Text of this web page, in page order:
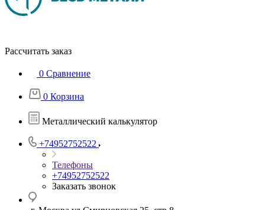
Рассчитать заказ
0 Сравнение
0 Корзина
Металлический калькулятор
+74952752522
Телефоны
+74952752522
Заказать звонок